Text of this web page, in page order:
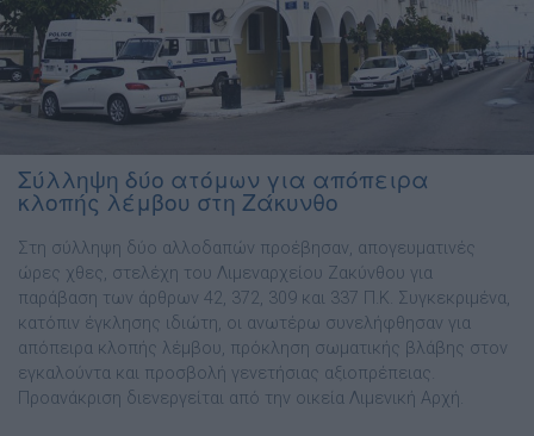
Σύλληψη δύο ατόμων για απόπειρα
κλοπής λέμβου στη Ζάκυνθο
Στη σύλληψη δύο αλλοδαπών προέβησαν, απογευματινές
ώρες χθες, στελέχη του Λιμεναρχείου Ζακύνθου για
παράβαση των άρθρων 42, 372, 309 και 337 Π.Κ. Συγκεκριμένα,
κατόπιν έγκλησης ιδιώτη, οι ανωτέρω συνελήφθησαν για
απόπειρα κλοπής λέμβου, πρόκληση σωματικής βλάβης στον
εγκαλούντα και προσβολή γενετήσιας αξιοπρέπειας.
Προανάκριση διενεργείται από την οικεία Λιμενική Αρχή.